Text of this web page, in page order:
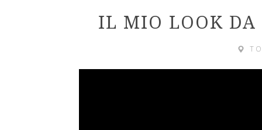
IL MIO LOOK DA